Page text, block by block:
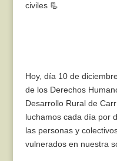
civiles 📃
Hoy, día 10 de
de los Derechos
Desarrollo Rural de
luchamos cada día por
las personas y
vulnerados en nuestra